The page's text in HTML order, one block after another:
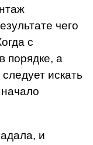
чего
с
порядке, а
искать
и